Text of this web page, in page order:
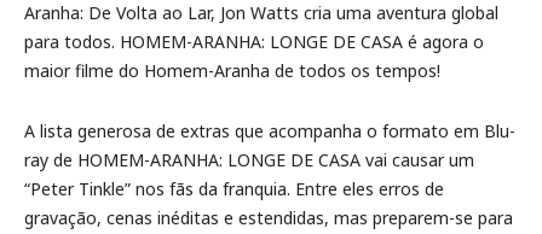
Aranha: De Volta ao Lar, Jon Watts cria uma aventura global
para todos. HOMEM-ARANHA: LONGE DE CASA é agora o
maior filme do Homem-Aranha de todos os tempos!
A lista generosa de extras que acompanha o formato em Blu-
ray de HOMEM-ARANHA: LONGE DE CASA vai causar um
“Peter Tinkle” nos fãs da franquia. Entre eles erros de
gravação, cenas inéditas e estendidas, mas preparem-se para